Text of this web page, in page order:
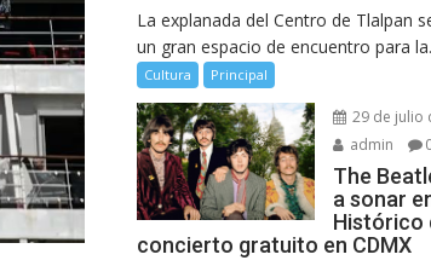
La explanada del Centro de Tlalpan
un gran espacio de encuentro para
Cultura Principal
29 de julio
admin
The
a sonar
Histórico
concierto gratuito en CDMX